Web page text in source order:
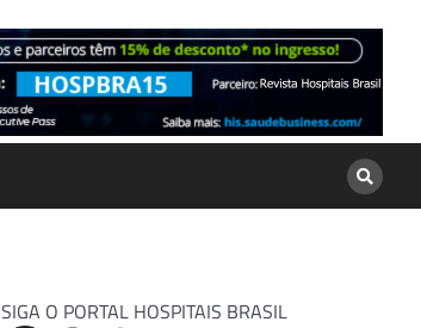
SIGA O PORTAL HOSPITAIS BRASIL